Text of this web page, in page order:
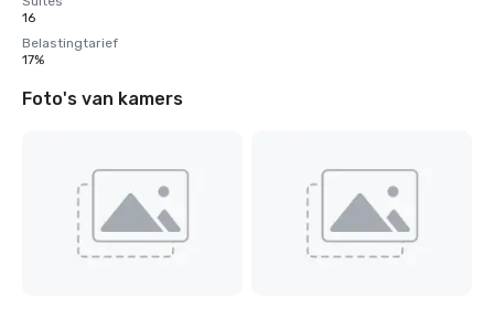
16
Belastingtarief
17%
Foto's van kamers